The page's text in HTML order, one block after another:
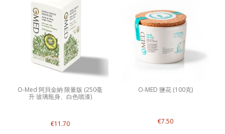
O-Med 阿貝金納 限量版 (250毫
升 玻璃瓶身、白色噴漆)
€11.70
O-MED 鹽花 (100克)
€7.50